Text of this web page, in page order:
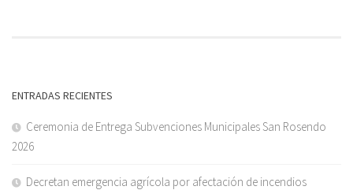
ENTRADAS RECIENTES
Ceremonia de Entrega Subvenciones Municipales San Rosendo
2026
Decretan emergencia agrícola por afectación de incendios